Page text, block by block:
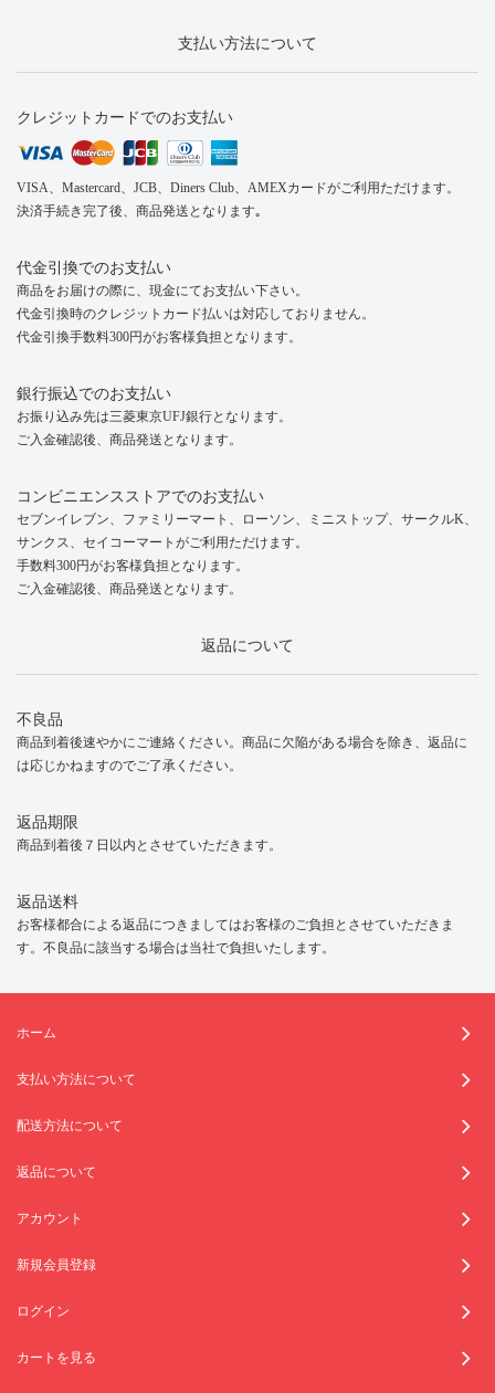
支払い方法について
クレジットカードでのお支払い
VISA、Mastercard、JCB、Diners Club、AMEXカードがご利用ただけます。
決済手続き完了後、商品発送となります｡
代金引換でのお支払い
商品をお届けの際に、現金にてお支払い下さい。
代金引換時のクレジットカード払いは対応しておりません。
代金引換手数料300円がお客様負担となります。
銀行振込でのお支払い
お振り込み先は三菱東京UFJ銀行となります。
ご入金確認後、商品発送となります。
コンビニエンスストアでのお支払い
セブンイレブン、ファミリーマート、ローソン、ミニストップ、サークルK、
サンクス、セイコーマートがご利用ただけます。
手数料300円がお客様負担となります。
ご入金確認後、商品発送となります。
返品について
不良品
商品到着後速やかにご連絡ください。商品に欠陥がある場合を除き、返品に
は応じかねますのでご了承ください。
返品期限
商品到着後７日以内とさせていただきます。
返品送料
お客様都合による返品につきましてはお客様のご負担とさせていただきま
す。不良品に該当する場合は当社で負担いたします。
ホーム
支払い方法について
配送方法について
返品について
アカウント
新規会員登録
ログイン
カートを見る